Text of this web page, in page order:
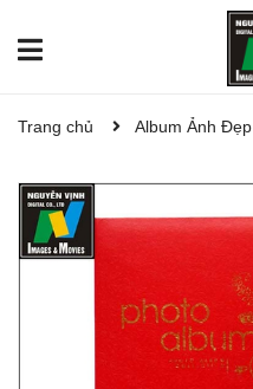
Trang chủ Album Ảnh Đẹp